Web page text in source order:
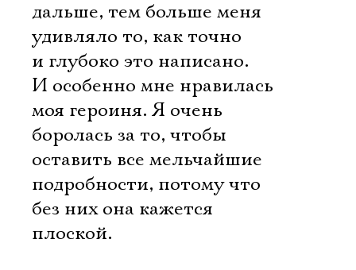
дальше, тем больше меня
удивляло то, как точно
и глубоко это написано.
И особенно мне нравилась
моя героиня. Я очень
боролась за то, чтобы
оставить все мельчайшие
подробности, потому что
без них она кажется
плоской.